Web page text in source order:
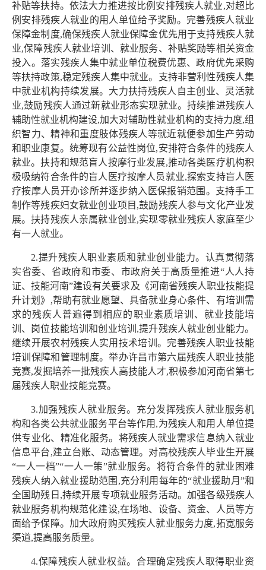
补贴等扶持。依法大力推进按比例安排残疾人就业,对超比
例安排残疾人就业的用人单位给予奖励。完善残疾人就业
保障金制度,确保残疾人就业保障金优先用于支持残疾人就
业,保障残疾人就业培训、就业服务、补贴奖励等相关资金
投入。落实残疾人集中就业单位税费优惠、政府优先采购
等扶持政策,稳定残疾人集中就业。支持非营利性残疾人集
中就业机构持续发展。大力扶持残疾人自主创业、灵活就
业,鼓励残疾人通过新就业形态实现就业。持续推进残疾人
辅助性就业机构建设,加大对辅助性就业机构的支持力度,组
织智力、精神和重度肢体残疾人等就近就便参加生产劳动
和职业康复。统筹现有公益性岗位,安排符合条件的残疾人
就业。扶持和规范盲人按摩行业发展,推动各类医疗机构积
极吸纳符合条件的盲人医疗按摩人员就业,探索支持盲人医
疗按摩人员开办诊所并逐步纳入医保报销范围。支持手工
制作等残疾妇女就业创业项目,鼓励残疾人参与文化产业发
展。扶持残疾人亲属就业创业,实现零就业残疾人家庭至少
有一人就业。
2.提升残疾人职业素质和就业创业能力。认真贯彻落
实省委、省政府和市委、市政府关于高质量推进“人人持
证、技能河南”建设有关要求及《河南省残疾人职业技能提
升计划》,帮助有就业愿望、具备就业身心条件、有培训需
求的残疾人普遍得到相应的职业素质培训、就业技能培
训、岗位技能培训和创业培训,提升残疾人就业创业能力。
继续开展农村残疾人实用技术培训。完善残疾人职业技能
培训保障和管理制度。举办许昌市第六届残疾人职业技能
竞赛,发掘培养一批残疾人高技能人才,积极参加河南省第七
届残疾人职业技能竞赛。
3.加强残疾人就业服务。充分发挥残疾人就业服务机
构和各类公共就业服务平台等作用,为残疾人和用人单位提
供专业化、精准化服务。将残疾人就业需求信息纳入就业
信息平台,建立台账、动态管理。对高校残疾人毕业生开展
“一人一档”“一人一策”就业服务。将符合条件的就业困难
残疾人纳入就业援助范围,充分利用每年的“就业援助月”和
全国助残日,持续开展专项就业服务活动。加强各级残疾人
就业服务机构规范化建设,在场地、设备、资金、人员等方
面给予保障。加大政府购买残疾人就业服务力度,拓宽服务
渠道,提高服务质量。
4.保障残疾人就业权益。合理确定残疾人取得职业资